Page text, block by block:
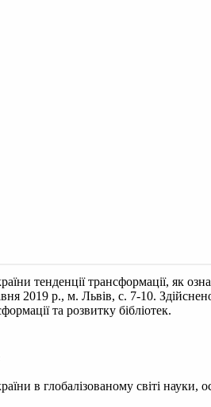
тенденції трансформації, як
2019 р., м. Львів, с. 7-10.
та розвитку бібліотек.
в глобалізованому світі